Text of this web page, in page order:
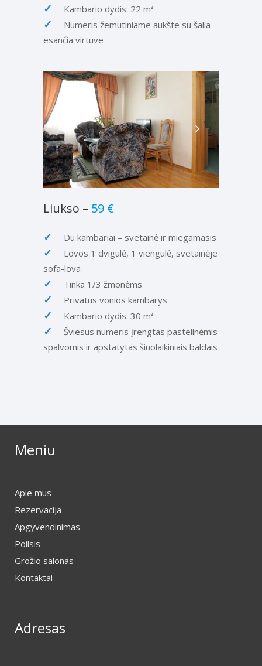
Kambario dydis: 22 m²
Numeris žemutiniame aukšte su šalia
esančia virtuve
Liukso – 59 €
Du kambariai – svetainė ir miegamasis
Lovos 1 dvigulė, 1 viengulė, svetainėje
sofa-lova
Tinka 1/3 žmonėms
Privatus vonios kambarys
Kambario dydis: 30 m²
Šviesus numeris įrengtas pastelinėmis
spalvomis ir apstatytas šiuolaikiniais baldais
Meniu
Apie mus
Rezervacija
Apgyvendinimas
Poilsis
Grožio salonas
Kontaktai
Adresas